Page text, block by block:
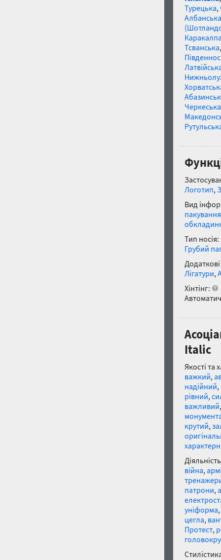
Турецька,
Албанська
Тсванська
Черкеська
Логотип,
Вид
пакування
Тип носія:
Грубий
Лігатури,
Хінтінг:
Italic
Якості та
важкий,
надійний,
рівний,
важливий
крутий,
війна,
патрони,
уніформа,
цегла,
Протест,